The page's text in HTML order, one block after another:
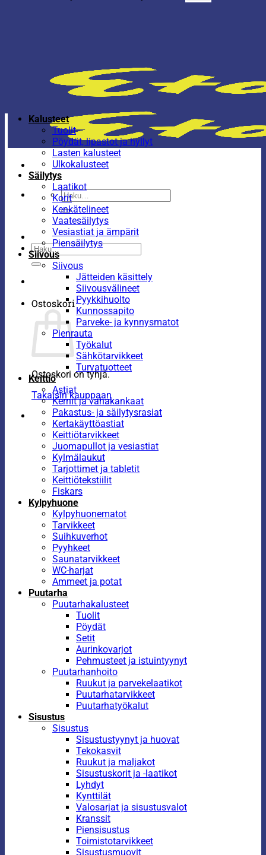
Etsi:
Etsi:
Ostoskori
Ostoskori on tyhjä.
Takaisin kauppaan
Kalusteet
Tuolit
Pöydät, lipastot ja hyllyt
Lasten kalusteet
Ulkokalusteet
Säilytys
Laatikot
Korit
Kenkätelineet
Vaatesäilytys
Vesiastiat ja ämpärit
Piensäilytys
Siivous
Siivous
Jätteiden käsittely
Siivousvälineet
Pyykkihuolto
Kunnossapito
Parveke- ja kynnysmatot
Pienrauta
Työkalut
Sähkötarvikkeet
Turvatuotteet
Keittiö
Astiat
Kernit ja vahakankaat
Pakastus- ja säilytysrasiat
Kertakäyttöastiat
Keittiötarvikkeet
Juomapullot ja vesiastiat
Kylmälaukut
Tarjottimet ja tabletit
Keittiötekstiilit
Fiskars
Kylpyhuone
Kylpyhuonematot
Tarvikkeet
Suihkuverhot
Pyyhkeet
Saunatarvikkeet
WC-harjat
Ammeet ja potat
Puutarha
Puutarhakalusteet
Tuolit
Pöydät
Setit
Aurinkovarjot
Pehmusteet ja istuintyynyt
Puutarhanhoito
Ruukut ja parvekelaatikot
Puutarhatarvikkeet
Puutarhatyökalut
Sisustus
Sisustus
Sisustustyynyt ja huovat
Tekokasvit
Ruukut ja maljakot
Sisustuskorit ja -laatikot
Lyhdyt
Kynttilät
Valosarjat ja sisustusvalot
Kranssit
Piensisustus
Toimistotarvikkeet
Sisustusmuovit